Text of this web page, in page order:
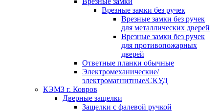
Врезные замки без ручек
Врезные замки без ручек
для металлических дверей
Врезные замки без ручек
для противопожарных
дверей
Ответные планки обычные
Электромеханические/
электромагнитные/СКУД
КЭМЗ г. Ковров
Дверные защелки
Защелки с фалевой ручкой